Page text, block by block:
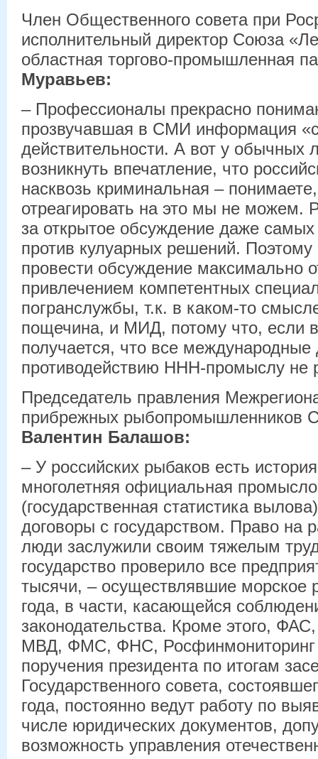
Член Общественного совета при
исполнительный директор Союза
областная торгово-промышленная
Муравьев:
– Профессионалы прекрасно
прозвучавшая в СМИ информация
действительности. А вот у обычных
возникнуть впечатление, что
насквозь криминальная –
отреагировать на это мы не можем.
за открытое обсуждение даже
против кулуарных решений.
провести обсуждение максимально
привлечением компетентных
погранслужбы, т.к. в каком-то
пощечина, и МИД, потому что, если
получается, что все международные
противодействию ННН-промыслу не
Председатель правления
прибрежных рыбопромышленников
Валентин Балашов:
– У российских рыбаков есть
многолетняя официальная
(государственная статистика
договоры с государством. Право на
люди заслужили своим тяжелым
государство проверило все
тысячи, – осуществлявшие морское
года, в части, касающейся
законодательства. Кроме этого,
МВД, ФМС, ФНС, Росфинмониторинг
поручения президента по итогам
Государственного совета,
года, постоянно ведут работу по
числе юридических документов,
возможность управления